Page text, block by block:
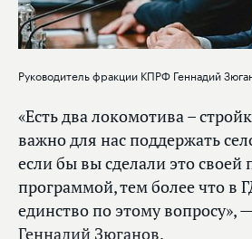
Руководитель фракции КПРФ Геннадий
«Есть два локомотива –
важно для нас поддержать
если бы вы сделали это своей
программой, тем более что в
единство по этому вопросу»,
Геннадий Зюганов.